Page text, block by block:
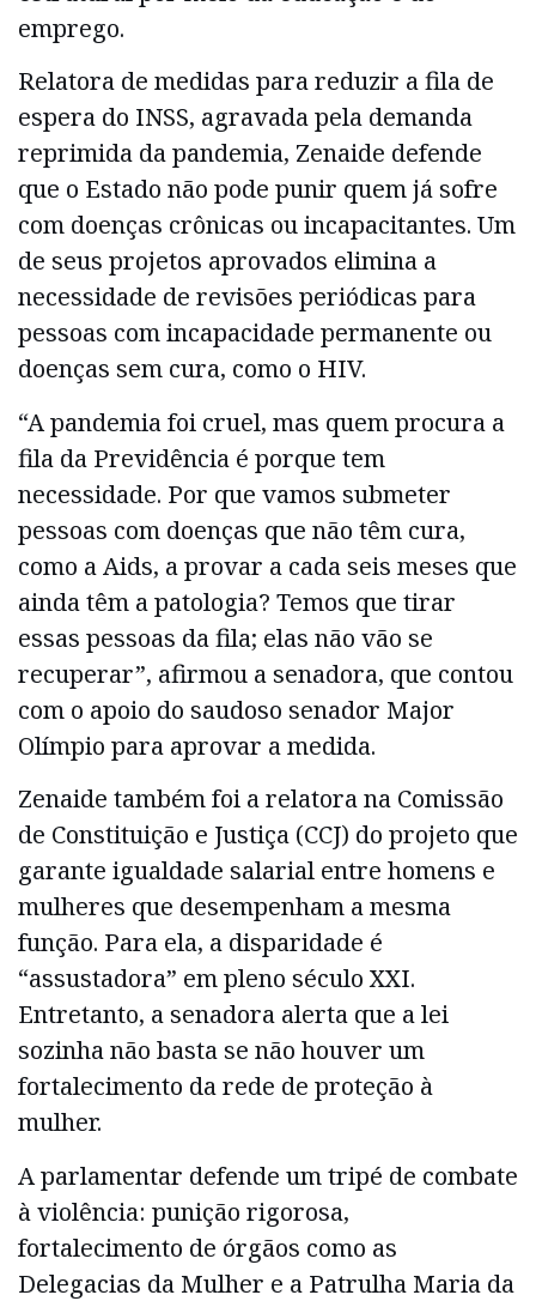
emprego.
Relatora de medidas para reduzir a fila de
espera do INSS, agravada pela demanda
reprimida da pandemia, Zenaide defende
que o Estado não pode punir quem já sofre
com doenças crônicas ou incapacitantes. Um
de seus projetos aprovados elimina a
necessidade de revisões periódicas para
pessoas com incapacidade permanente ou
doenças sem cura, como o HIV.
“A pandemia foi cruel, mas quem procura a
fila da Previdência é porque tem
necessidade. Por que vamos submeter
pessoas com doenças que não têm cura,
como a Aids, a provar a cada seis meses que
ainda têm a patologia? Temos que tirar
essas pessoas da fila; elas não vão se
recuperar”, afirmou a senadora, que contou
com o apoio do saudoso senador Major
Olímpio para aprovar a medida.
Zenaide também foi a relatora na Comissão
de Constituição e Justiça (CCJ) do projeto que
garante igualdade salarial entre homens e
mulheres que desempenham a mesma
função. Para ela, a disparidade é
“assustadora” em pleno século XXI.
Entretanto, a senadora alerta que a lei
sozinha não basta se não houver um
fortalecimento da rede de proteção à
mulher.
A parlamentar defende um tripé de combate
à violência: punição rigorosa,
fortalecimento de órgãos como as
Delegacias da Mulher e a Patrulha Maria da